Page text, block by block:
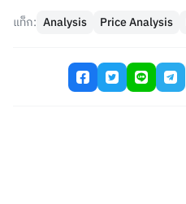
แท็ก: Analysis Price Analysis